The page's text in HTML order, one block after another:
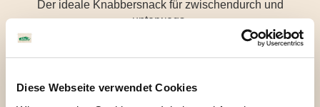
Diese Webseite verwendet Cookies
Der ideale Knabbersnack für zwischendurch und
unterwegs.